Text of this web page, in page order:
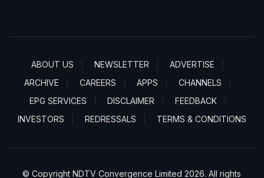
ABOUT US NEWSLETTER
ADVERTISE
ARCHIVE
CAREERS APPS
CHANNELS
EPG SERVICES
DISCLAIMER
FEEDBACK
INVESTORS
REDRESSALS TERMS & CONDITIONS
© Copyright NDTV Convergence Limited 2026. All rights